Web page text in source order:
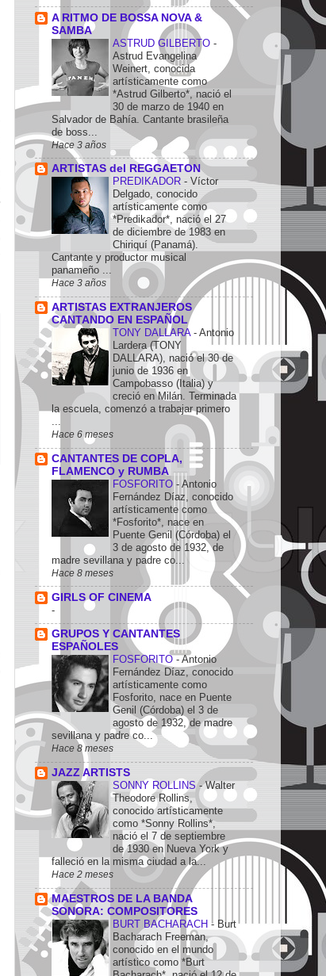
A RITMO DE BOSSA NOVA &
SAMBA
ASTRUD GILBERTO -
Astrud Evangelina
Weinert, conocida
artísticamente como
*Astrud Gilberto*, nació el
30 de marzo de 1940 en
Salvador de Bahía. Cantante brasileña
de boss...
Hace 3 años
ARTISTAS del REGGAETON
PREDIKADOR - Víctor
Delgado, conocido
artísticamente como
*Predikador*, nació el 27
de diciembre de 1983 en
Chiriquí (Panamá).
Cantante y productor musical
panameño ...
Hace 3 años
ARTISTAS EXTRANJEROS
CANTANDO EN ESPAÑOL
TONY DALLARA - Antonio
Lardera (TONY
DALLARA), nació el 30 de
junio de 1936 en
Campobasso (Italia) y
creció en Milán. Terminada
la escuela, comenzó a trabajar primero
...
Hace 6 meses
CANTANTES DE COPLA,
FLAMENCO y RUMBA
FOSFORITO - Antonio
Fernández Díaz, conocido
artísticamente como
*Fosforito*, nace en
Puente Genil (Córdoba) el
3 de agosto de 1932, de
madre sevillana y padre co...
Hace 8 meses
GIRLS OF CINEMA
-
GRUPOS Y CANTANTES
ESPAÑOLES
FOSFORITO-Antonio
Fernández Díaz, conocido
artísticamente como
Fosforito, nace en Puente
Genil (Córdoba) el 3 de
agosto de 1932, de madre
sevillana y padre co...
Hace 8 meses
JAZZ ARTISTS
SONNY ROLLINS-Walter
Theodore Rollins,
conocido artísticamente
como *Sonny Rollins*,
nació el 7 de septiembre
de 1930 en Nueva York y
falleció en la misma ciudad a la...
Hace 2 meses
MAESTROS DE LA BANDA
SONORA: COMPOSITORES
BURT BACHARACH - Burt
Bacharach Freeman,
conocido en el mundo
artístico como *Burt